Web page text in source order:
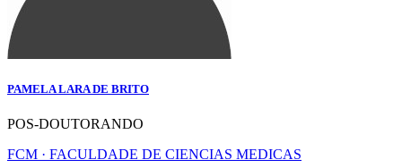
PAMELA LARA DE BRITO
POS-DOUTORANDO
FCM · FACULDADE DE CIENCIAS MEDICAS